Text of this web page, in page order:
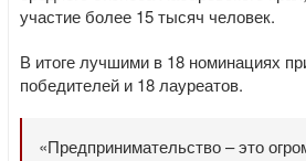
участие более 15 тысяч человек.
В итоге лучшими в 18 номинациях
победителей и 18 лауреатов.
«Предпринимательство – это